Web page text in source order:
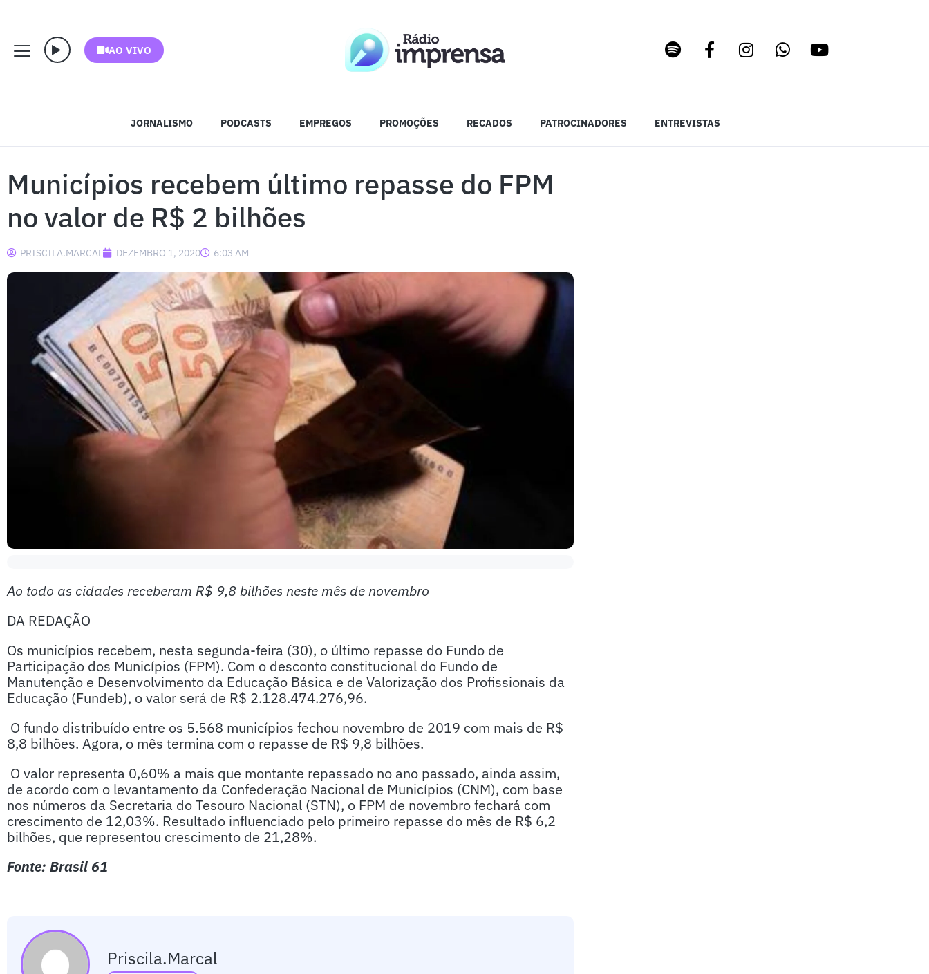
AO VIVO
JORNALISMO PODCASTS EMPREGOS PROMOÇÕES RECADOS PATROCINADORES ENTREVISTAS
Municípios recebem último repasse do FPM
no valor de R$ 2 bilhões
PRISCILA.MARCAL DEZEMBRO 1, 2020 6:03 AM
Ao todo as cidades receberam R$ 9,8 bilhões neste mês de novembro
DA REDAÇÃO
Os municípios recebem, nesta segunda-feira (30), o último repasse do Fundo de
Participação dos Municípios (FPM). Com o desconto constitucional do Fundo de
Manutenção e Desenvolvimento da Educação Básica e de Valorização dos Profissionais da
Educação (Fundeb), o valor será de R$ 2.128.474.276,96.
O fundo distribuído entre os 5.568 municípios fechou novembro de 2019 com mais de R$
8,8 bilhões. Agora, o mês termina com o repasse de R$ 9,8 bilhões.
O valor representa 0,60% a mais que montante repassado no ano passado, ainda assim,
de acordo com o levantamento da Confederação Nacional de Municípios (CNM), com base
nos números da Secretaria do Tesouro Nacional (STN), o FPM de novembro fechará com
crescimento de 12,03%. Resultado influenciado pelo primeiro repasse do mês de R$ 6,2
bilhões, que representou crescimento de 21,28%.
Fonte: Brasil 61
Priscila.marcal